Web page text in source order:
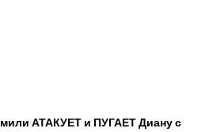
АТАКУЕТ и ПУГАЕТ Диану с